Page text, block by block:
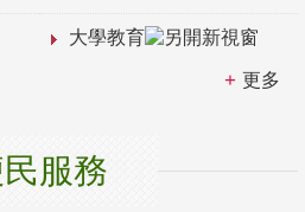
大學教育
更多
服務